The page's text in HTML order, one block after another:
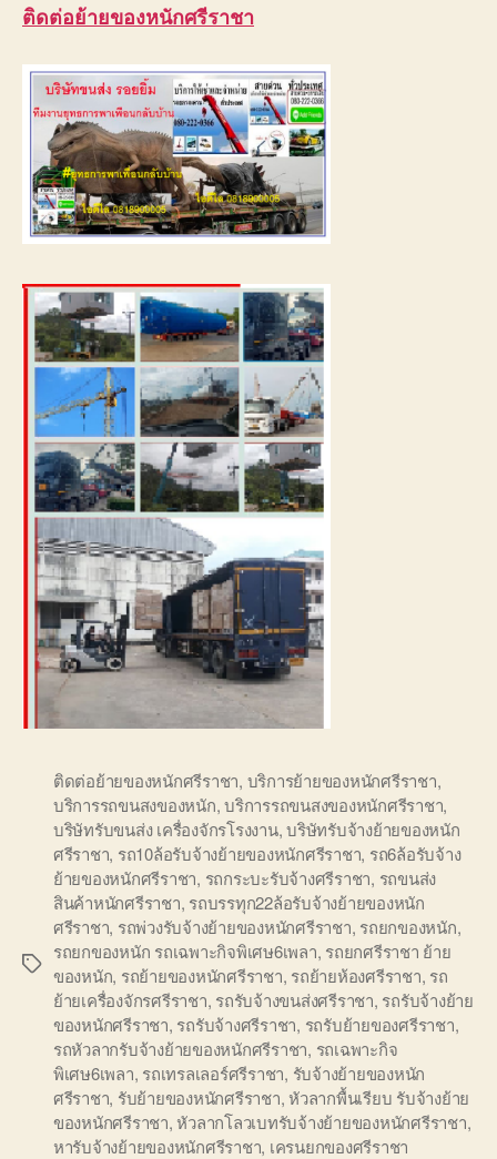
ติดต่อย้ายของหนักศรีราชา
Tags
ติดต่อย้ายของหนักศรีราชา, บริการย้ายของหนักศรีราชา,
บริการรถขนสงของหนัก,บริการรถขนสงของหนักศรีราชา,
บริษัทรับขนส่ง เครื่องจักรโรงงาน,บริษัทรับจ้างย้ายของหนัก
ศรีราชา, รถ10ล้อรับจ้างย้ายของหนักศรีราชา, รถ6ล้อรับจ้าง
ย้ายของหนักศรีราชา, รถกระบะรับจ้างศรีราชา, รถขนส่ง
สินค้าหนักศรีราชา, รถบรรทุก22ล้อรับจ้างย้ายของหนัก
ศรีราชา, รถพ่วงรับจ้างย้ายของหนักศรีราชา, รถยกของหนัก,
รถยกของหนัก รถเฉพาะกิจพิเศษ6เพลา, รถยกศรีราชา ย้าย
ของหนัก, รถย้ายของหนักศรีราชา, รถย้ายห้องศรีราชา, รถ
ย้ายเครื่องจักรศรีราชา, รถรับจ้างขนส่งศรีราชา, รถรับจ้างย้าย
ของหนักศรีราชา, รถรับจ้างศรีราชา, รถรับย้ายของศรีราชา,
รถหัวลากรับจ้างย้ายของหนักศรีราชา, รถเฉพาะกิจ
พิเศษ6เพลา, รถเทรลเลอร์ศรีราชา, รับจ้างย้ายของหนัก
ศรีราชา, รับย้ายของหนักศรีราชา,หัวลากพื้นเรียบ รับจ้างย้าย
ของหนักศรีราชา,หัวลากโลวเบทรับจ้างย้ายของหนักศรีราชา,
หารับจ้างย้ายของหนักศรีราชา, เครนยกของศรีราชา